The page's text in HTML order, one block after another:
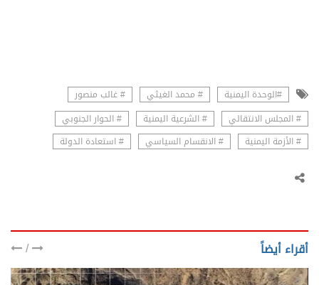
#الوحدة اليمنية # محمد الغيثي
# غالب منصور
# المجلس الانتقالي
# الشرعية اليمنية
# الحوار الجنوبي
# الأزمة اليمنية
# الانقسام السياسي # استعادة الدولة
أقراء أيضاً /